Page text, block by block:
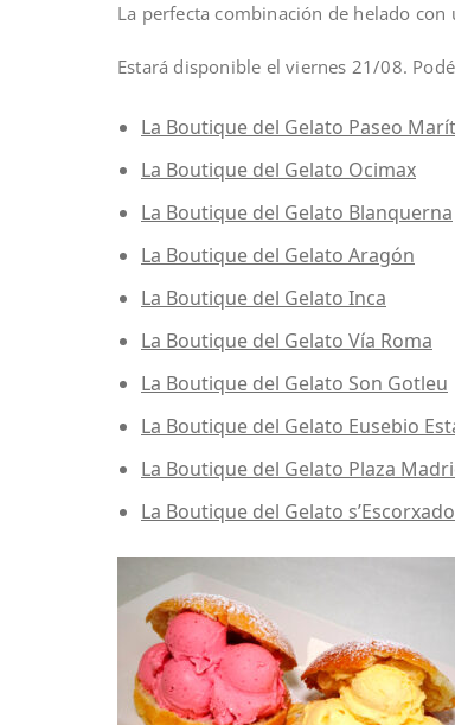
La perfecta combinación de helado con
Estará disponible el viernes 21/08.
La Boutique del Gelato Paseo
La Boutique del Gelato Ocimax
La Boutique del Gelato Blanquerna
La Boutique del Gelato Aragón
La Boutique del Gelato Inca
La Boutique del Gelato Vía Roma
La Boutique del Gelato Son Gotleu
La Boutique del Gelato Eusebio
La Boutique del Gelato Plaza
La Boutique del Gelato